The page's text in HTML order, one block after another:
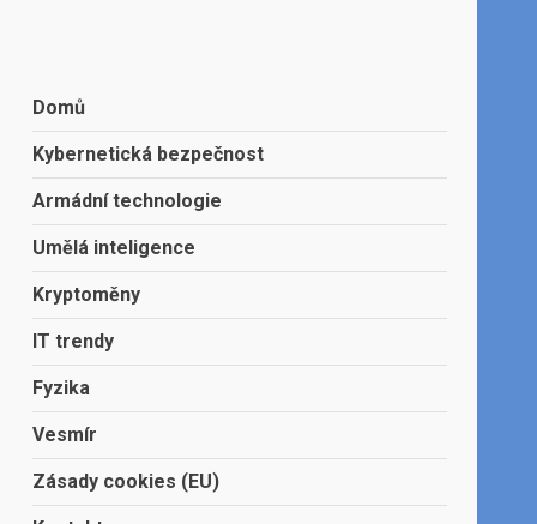
Domů
Kybernetická bezpečnost
Armádní technologie
Umělá inteligence
Kryptoměny
IT trendy
Fyzika
Vesmír
Zásady cookies (EU)